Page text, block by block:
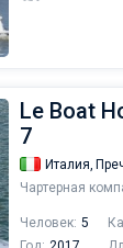
Le Boat
7
Италия,
Чартерная
Человек: 5